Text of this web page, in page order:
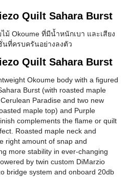
Quilt Sahara Burst
ม้ Okoume ที่มีน้ำหนักเบา และเสียง
ที่ครบครันอย่างลงตัว
Quilt Sahara Burst
Okoume body with a figured
Burst (with roasted maple
Paradise and two new
maple top) and Purple
complements the flame or quilt
Roasted maple neck and
right amount of snap and
more stability in ever-changing
by twin custom DiMarzio
bridge system and onboard 20db